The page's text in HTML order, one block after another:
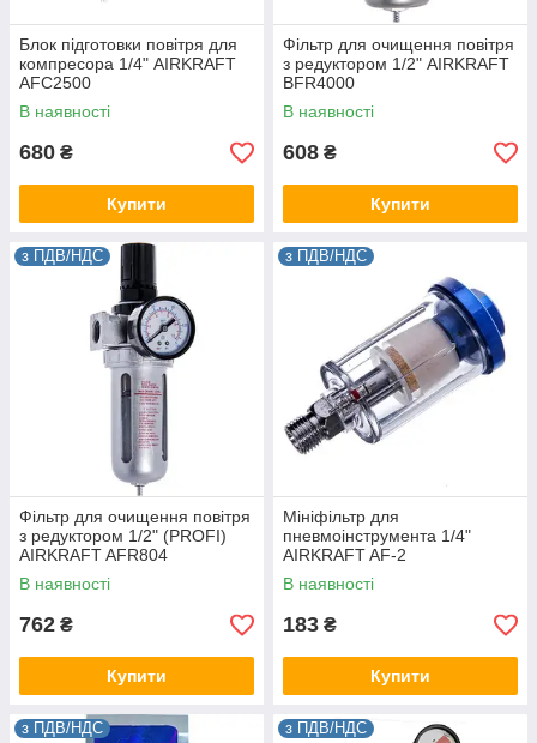
Блок підготовки повітря для
компресора 1/4" AIRKRAFT
AFC2500
В наявності
680 ₴
Купити
Фільтр для очищення повітря
з редуктором 1/2" AIRKRAFT
BFR4000
В наявності
608 ₴
Купити
з ПДВ/НДС
Фільтр для очищення повітря
з редуктором 1/2" (PROFI)
AIRKRAFT AFR804
В наявності
762 ₴
Купити
з ПДВ/НДС
Мініфільтр для
пневмоінструмента 1/4"
AIRKRAFT AF-2
В наявності
183 ₴
Купити
з ПДВ/НДС з ПДВ/НДС